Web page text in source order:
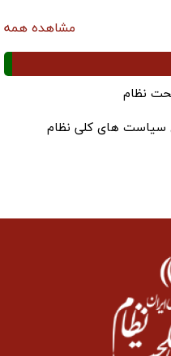
مشاهده همه
نظام
سیاست های کلی نظام